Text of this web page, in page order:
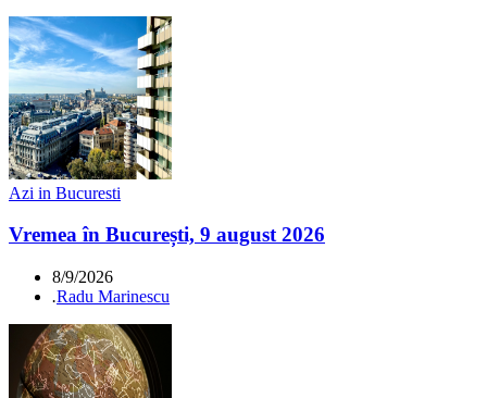
Azi in Bucuresti
Vremea în București, 9 august 2026
8/9/2026
.Radu Marinescu